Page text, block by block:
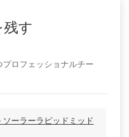
残す
プロフェッショナルチー
ーラーラピッドミッド